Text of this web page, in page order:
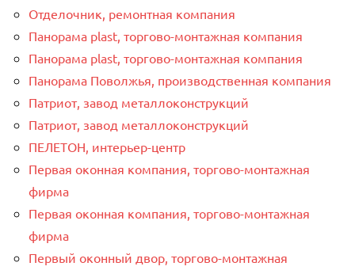
Отделочник, ремонтная компания
Панорама plast, торгово-монтажная компания
Панорама plast, торгово-монтажная компания
Панорама Поволжья, производственная компания
Патриот, завод металлоконструкций
Патриот, завод металлоконструкций
ПЕЛЕТОН, интерьер-центр
Первая оконная компания, торгово-монтажная
фирма
Первая оконная компания, торгово-монтажная
фирма
Первый оконный двор, торгово-монтажная